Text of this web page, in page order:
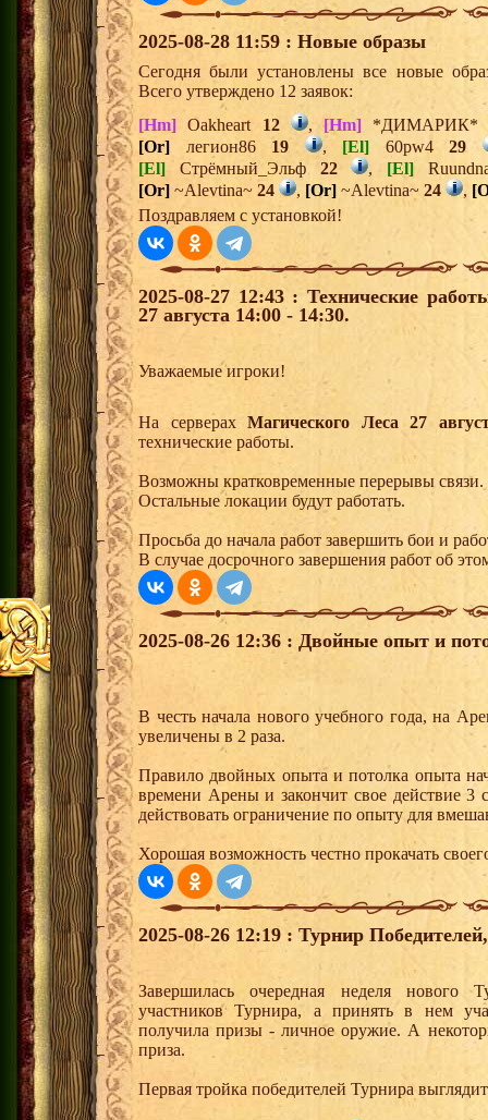
2025-08-28 11:59 : Новые образы
Сегодня были установлены все новые
Всего утверждено 12 заявок:
[Hm] Oakheart 12 , [Hm]
[Or] легион86 19 , [El] 60pw4 29
[El] Стрёмный_Эльф 22 , [El]
[Or] ~Alevtina~ 24 , [Or] ~Alevtina~ 24 ,
Поздравляем с установкой!
2025-08-27 12:43 : Технические
27 августа 14:00 - 14:30.
Уважаемые игроки!
На серверахМагического Леса 27
технические работы.
Возможны кратковременные перерывы связи.
Остальные локации будут работать.
Просьба до начала работ завершить бои и
В случае досрочного завершения работ об
2025-08-26 12:36 : Двойные опыт и
В честь начала нового учебного года, на
увеличены в 2 раза.
Правило двойных опыта и потолка опыта
времени Арены и закончит свое действие 3
действовать ограничение по опыту для
Хорошая возможность честно прокачать
2025-08-26 12:19 : Турнир
Завершилась очередная неделя нового
участников Турнира, а принять в нем
получила призы - личное оружие. А
приза.
Первая тройка победителей Турнира